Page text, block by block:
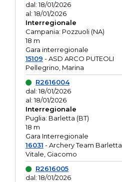
dal: 18/01/2026
al: 18/01/2026
Interregionale
Campania: Pozzuoli (NA)
18 m
Gara interregionale
15109 - ASD ARCO PUTEOLI
Pellegrino, Marina
R2616004
dal: 18/01/2026
al: 18/01/2026
Interregionale
Puglia: Barletta (BT)
18 m
Gara Interregionale
16031 - Archery Team Barletta
Vitale, Giacomo
R2616005
dal: 18/01/2026